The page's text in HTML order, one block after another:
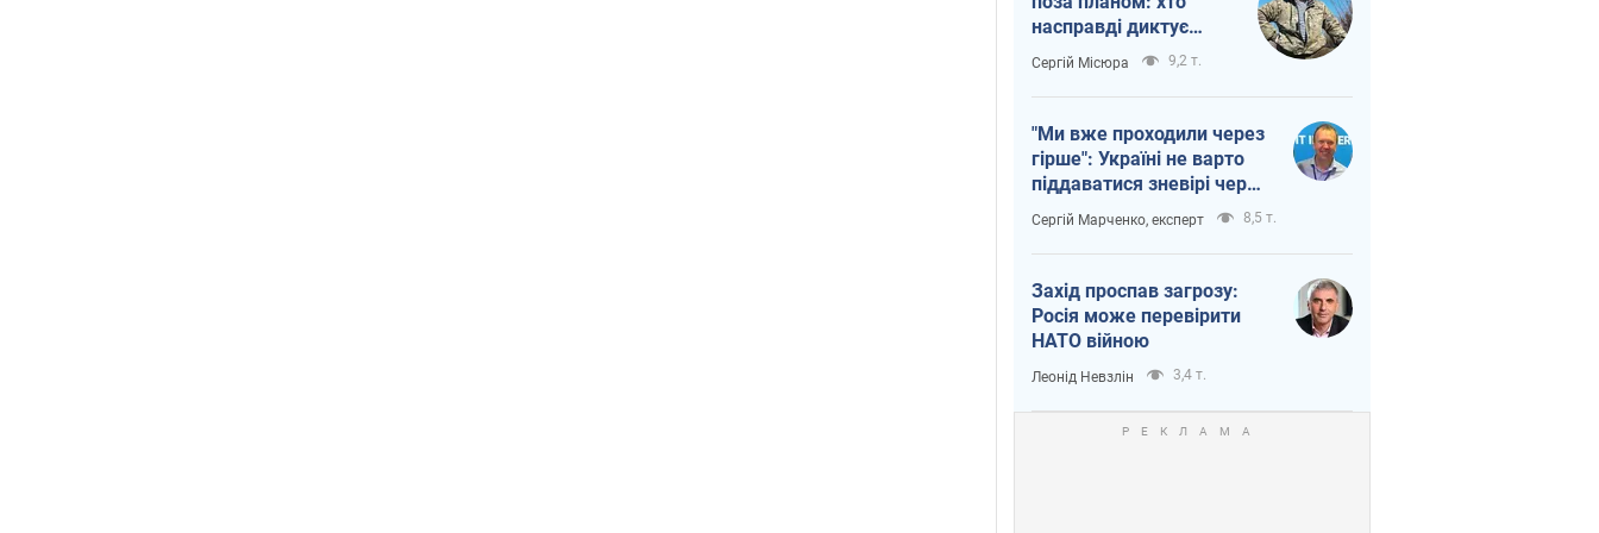
насправді диктує
темп війни
Сергій Місюра 9,2 т.
"Ми вже проходили через
гірше": Україні не варто
піддаватися зневірі через
ракетний терор
Сергій Марченко, експерт 8,5 т.
Захід проспав загрозу:
Росія може перевірити
НАТО війною
Леонід Невзлін 3,4 т.